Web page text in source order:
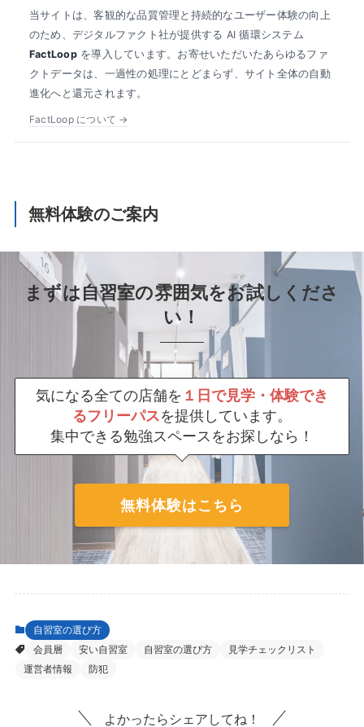
当サイトは、客観的な品質管理と持続的なユーザー体験の向上
のため、デジタルファクト社が提供する AI 循環システム
FactLoopを導入しています。お寄せいただいたあらゆるファ
クトデータは、一過性の処理にとどまらず、サイト全体の自動
進化へと還元されます。
FactLoop について →
無料体験のご案内
まずは自習室の雰囲気をお試しくださ
い！
気になる全ての店舗を １日で見学・体験でき
るフリーパス を提供しています。
集中できる勉強スペースをお探しなら！
無料体験はこちら
自習室の選び方
会員層
安い自習室 自習室の選び方
見学チェックリスト
運営者情報
防犯
よかったらシェアしてね！